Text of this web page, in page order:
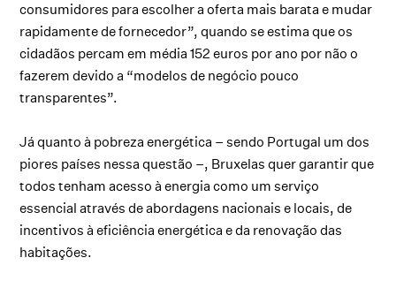
consumidores para escolher a oferta mais barata e mudar
rapidamente de fornecedor”, quando se estima que os
cidadãos percam em média 152 euros por ano por não o
fazerem devido a “modelos de negócio pouco
transparentes”.
Já quanto à pobreza energética – sendo Portugal um dos
piores países nessa questão –, Bruxelas quer garantir que
todos tenham acesso à energia como um serviço
essencial através de abordagens nacionais e locais, de
incentivos à eficiência energética e da renovação das
habitações.